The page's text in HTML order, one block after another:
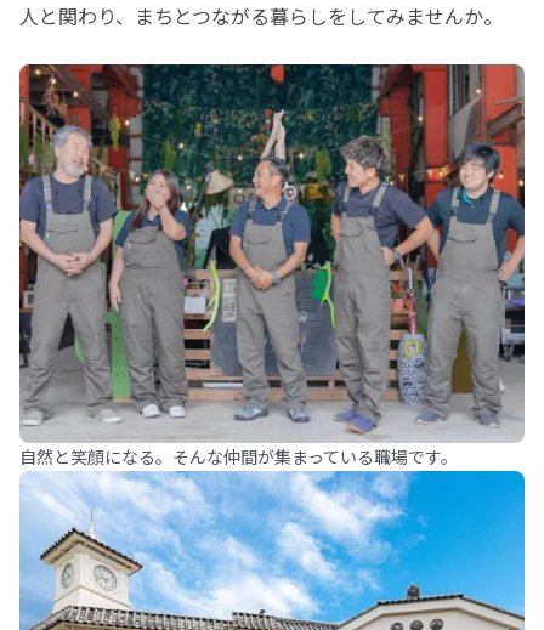
人と関わり、まちとつながる暮らしをしてみませんか。
自然と笑顔になる。そんな仲間が集まっている職場です。